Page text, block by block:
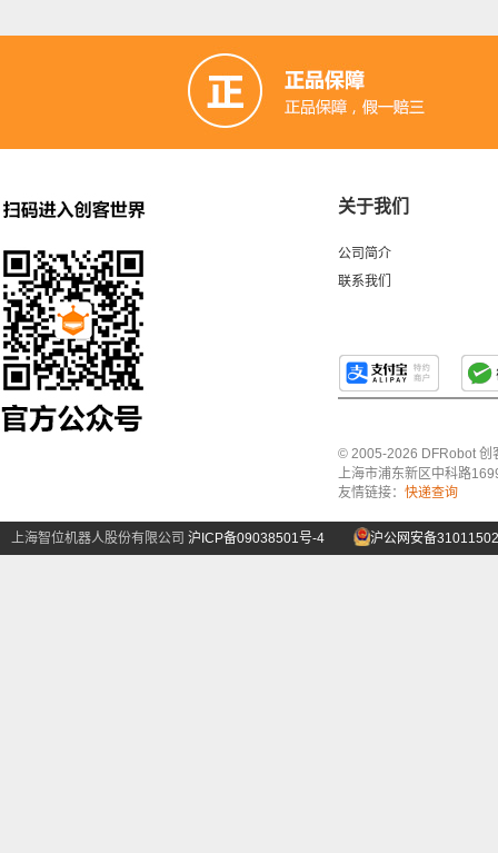
关于我们
公司简介
联系我们
© 2005-2026 DFRobot 创
上海市浦东新区中科路
友情链接： 快递查询
上海智位机器人股份有限公司 沪ICP备09038501号-4 沪公网安备